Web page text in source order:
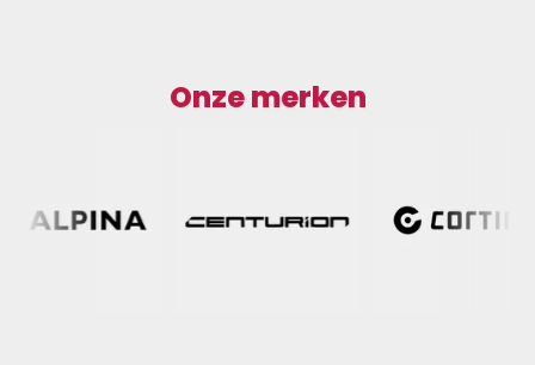
Onze merken